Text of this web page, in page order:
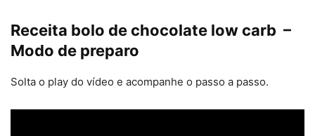
Receita bolo de chocolate low carb –
Modo de preparo
Solta o play do vídeo e acompanhe o passo a passo.